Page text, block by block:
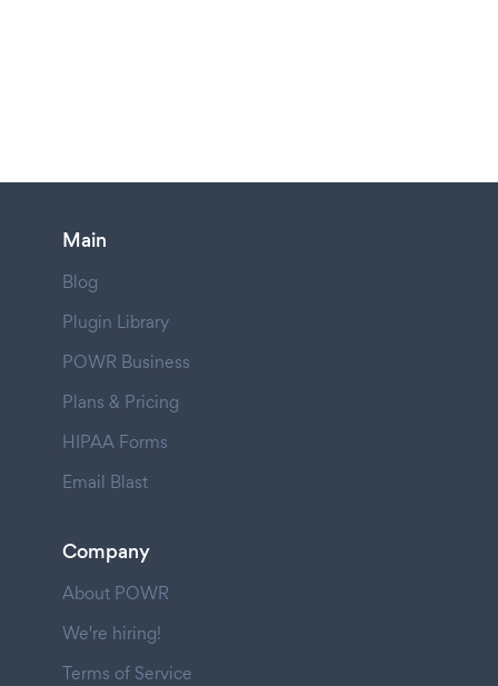
Main
Blog
Plugin Library
POWR Business
Plans & Pricing
HIPAA Forms
Email Blast
Company
About POWR
We're hiring!
Terms of Service